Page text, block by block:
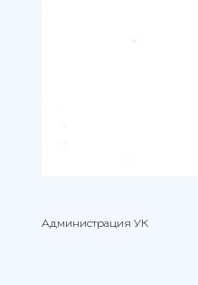
Администрация УК